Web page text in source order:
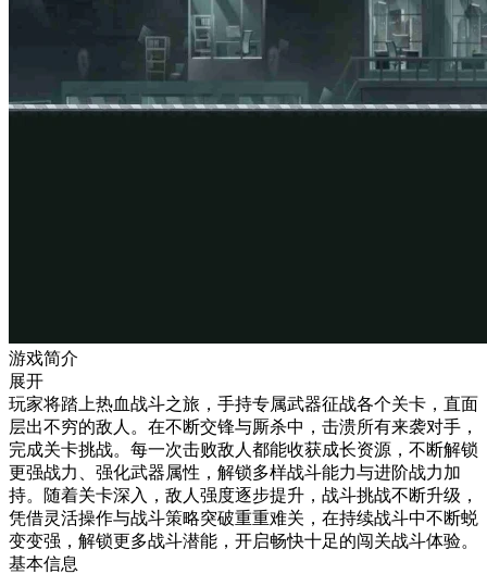
游戏简介
展开
玩家将踏上热血战斗之旅，手持专属武器征战各个关卡，直面
层出不穷的敌人。在不断交锋与厮杀中，击溃所有来袭对手，
完成关卡挑战。每一次击败敌人都能收获成长资源，不断解锁
更强战力、强化武器属性，解锁多样战斗能力与进阶战力加
持。随着关卡深入，敌人强度逐步提升，战斗挑战不断升级，
凭借灵活操作与战斗策略突破重重难关，在持续战斗中不断蜕
变变强，解锁更多战斗潜能，开启畅快十足的闯关战斗体验。
基本信息